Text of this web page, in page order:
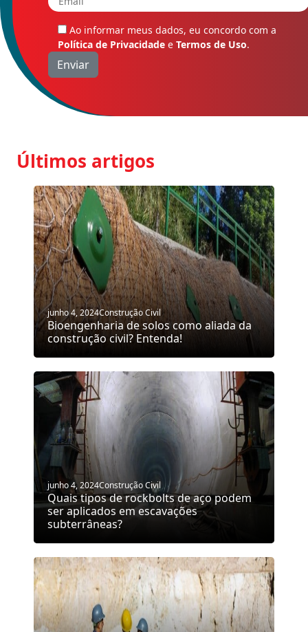
Ao informar meus dados, eu concordo com a
Política de Privacidade e Termos de Uso.
Últimos artigos
junho 4, 2024Construção Civil
Bioengenharia de solos como aliada da
construção civil? Entenda!
junho 4, 2024Construção Civil
Quais tipos de rockbolts de aço podem
ser aplicados em escavações
subterrâneas?